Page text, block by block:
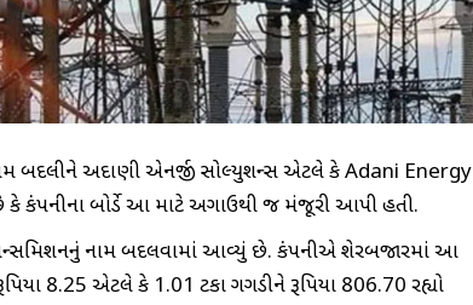
બદલીને અદાણી એનર્જી સોલ્યુશન્સ એટલે કે Adani Energy
કંપનીના બોર્ડે આ માટે અગાઉથી જ મંજૂરી આપી હતી.
નામ બદલવામાં આવ્યું છે. કંપનીએ શેરબજારમાં આ
8.25 એટલે કે 1.01 ટકા ગગડીને રૂપિયા 806.70 રહ્યો